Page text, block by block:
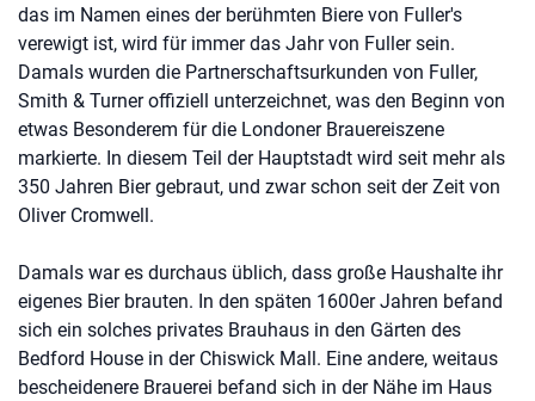
das im Namen eines der berühmten Biere von Fuller's
verewigt ist, wird für immer das Jahr von Fuller sein.
Damals wurden die Partnerschaftsurkunden von Fuller,
Smith & Turner offiziell unterzeichnet, was den Beginn von
etwas Besonderem für die Londoner Brauereiszene
markierte. In diesem Teil der Hauptstadt wird seit mehr als
350 Jahren Bier gebraut, und zwar schon seit der Zeit von
Oliver Cromwell.
Damals war es durchaus üblich, dass große Haushalte ihr
eigenes Bier brauten. In den späten 1600er Jahren befand
sich ein solches privates Brauhaus in den Gärten des
Bedford House in der Chiswick Mall. Eine andere, weitaus
bescheidenere Brauerei befand sich in der Nähe im Haus